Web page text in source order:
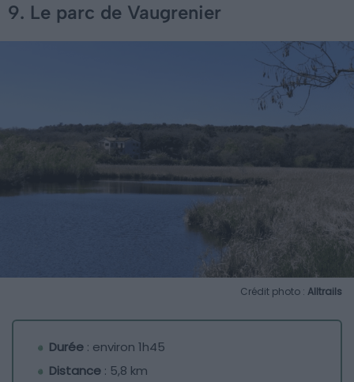
9. Le parc de Vaugrenier
Crédit photo : Alltrails
Durée : environ 1h45
Distance : 5,8 km